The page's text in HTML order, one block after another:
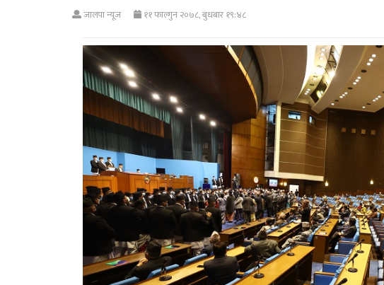
जालपा न्यूज ११ फाल्गुन २०७८, बुधबार १९:४८